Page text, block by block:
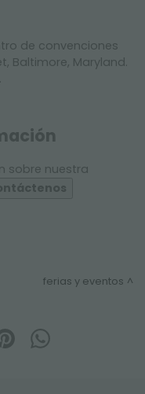
de convenciones
Baltimore, Maryland.
.
sobre nuestra
ferias y eventos